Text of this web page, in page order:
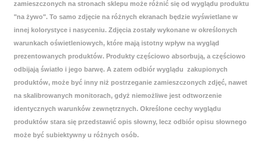
zamieszczonych na stronach sklepu może różnić się od wyglądu produktu
"na żywo". To samo zdjęcie na różnych ekranach będzie wyświetlane w
innej kolorystyce i nasyceniu. Zdjęcia zostały wykonane w określonych
warunkach oświetleniowych, które mają istotny wpływ na wygląd
prezentowanych produktów. Produkty częściowo absorbują, a częściowo
odbijają światło i jego barwę. A zatem odbiór wyglądu zakupionych
produktów, może być inny niż postrzeganie zamieszczonych zdjęć, nawet
na skalibrowanych monitorach, gdyż niemożliwe jest odtworzenie
identycznych warunków zewnętrznych. Określone cechy wyglądu
produktów stara się przedstawić opis słowny, lecz odbiór opisu słownego
może być subiektywny u różnych osób.